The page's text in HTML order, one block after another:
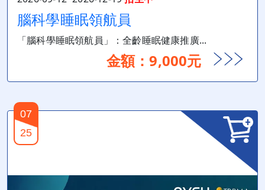
腦科學睡眠領航員
「腦科學睡眠領航員」：全齡睡眠健康推廣...
金額：9,000元
07
25